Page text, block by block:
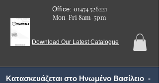
Office: 01474 526221
Mon-Fri 8am-5pm
Download Our Latest Catalogue
Κατασκευάζεται στο Ηνωμένο Βασίλειο -